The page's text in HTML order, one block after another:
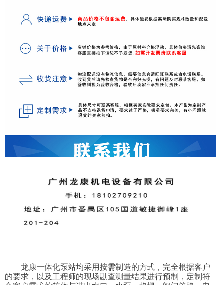
龙康一体化泵站均采用按需制造的方式，完全根据客户
的要求，以及工程师的现场勘查测量结果进行预制，定制符